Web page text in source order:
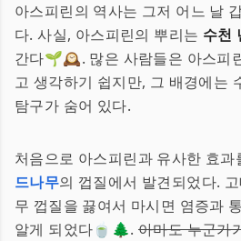
아스피린의 역사는 그저 어느 날
다. 사실, 아스피린의 뿌리는 수천
간다🌱🕰️. 많은 사람들은 아스피
고 생각하기 쉽지만, 그 배경에는
탐구가 숨어 있다.
처음으로 아스피린과 유사한 효
드나무의 껍질에서 발견되었다.
무 껍질을 끓여서 마시면 염증과
알게 되었다🍵🌲. 아마도 누군가